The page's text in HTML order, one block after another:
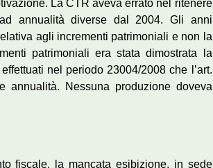
La CTR aveva errato nel ritenere
annualità diverse dal 2004. Gli anni
agli incrementi patrimoniali e non la
patrimoniali era stata dimostrata la
nel periodo 23004/2008 che l’art.
annualità. Nessuna produzione doveva
fiscale, la mancata esibizione, in sede